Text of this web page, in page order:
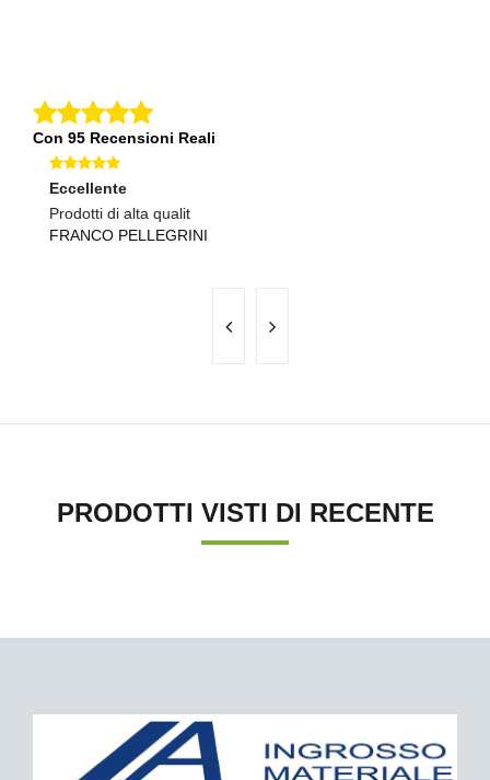
Con 95 Recensioni Reali
Eccellente
Prodotti di alta qualit
FRANCO PELLEGRINI
PRODOTTI VISTI DI RECENTE